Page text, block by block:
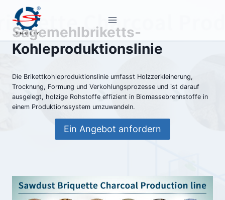
Inhalt
springen
Sägemehlbriketts-
Kohleproduktionslinie
Die Brikettkohleproduktionslinie umfasst Holzzerkleinerung,
Trocknung, Formung und Verkohlungsprozesse und ist darauf
ausgelegt, holzige Rohstoffe effizient in Biomassebrennstoffe in
einem Produktionssystem umzuwandeln.
Ein Angebot anfordern